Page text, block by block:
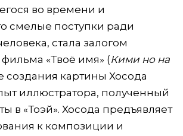
во времени и
смелые поступки ради
стала залогом
«Твоё имя» (Кими но на
создания картины Хосода
иллюстратора, полученный
в «Тоэй». Хосода предъявляет
к композиции и